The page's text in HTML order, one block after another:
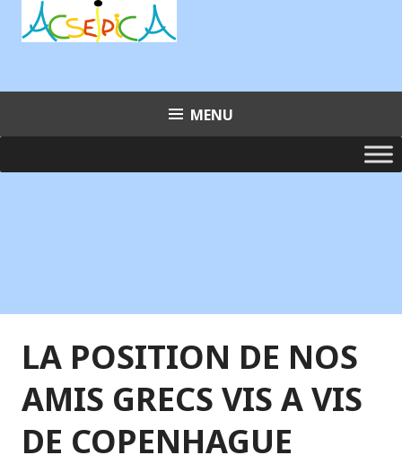
MENU
LA POSITION DE NOS
AMIS GRECS VIS A VIS
DE COPENHAGUE